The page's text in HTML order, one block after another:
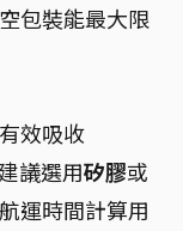
包裝能最大限
效吸收
議選用矽膠或
運時間計算用